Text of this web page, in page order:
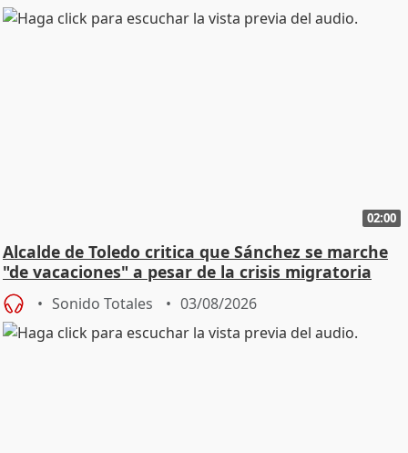
02:00
Alcalde de Toledo critica que Sánchez se marche
"de vacaciones" a pesar de la crisis migratoria
Sonido Totales 03/08/2026